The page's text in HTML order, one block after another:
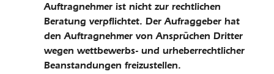
Auftragnehmer ist nicht zur rechtlichen
Beratung verpflichtet. Der Aufraggeber hat
den Auftragnehmer von Ansprüchen Dritter
wegen wettbewerbs- und urheberrechtlicher
Beanstandungen freizustellen.